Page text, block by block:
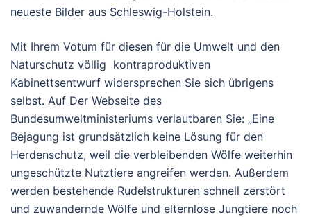
neueste Bilder aus Schleswig-Holstein.
Mit Ihrem Votum für diesen für die Umwelt und den
Naturschutz völlig kontraproduktiven
Kabinettsentwurf widersprechen Sie sich übrigens
selbst. Auf Der Webseite des
Bundesumweltministeriums verlautbaren Sie: „Eine
Bejagung ist grundsätzlich keine Lösung für den
Herdenschutz, weil die verbleibenden Wölfe weiterhin
ungeschützte Nutztiere angreifen werden. Außerdem
werden bestehende Rudelstrukturen schnell zerstört
und zuwandernde Wölfe und elternlose Jungtiere noch